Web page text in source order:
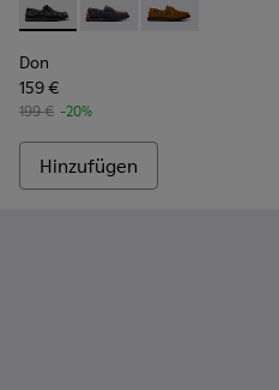
Don - K101013-004 -
Don - K101013-006 -
Don -
Don
159 €
199 € -20%
Hinzufügen